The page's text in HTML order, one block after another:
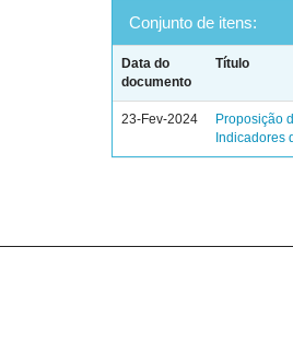
Conjunto de itens:
Data do
documento
Título
23-Fev-2024
Proposição
Indicadores